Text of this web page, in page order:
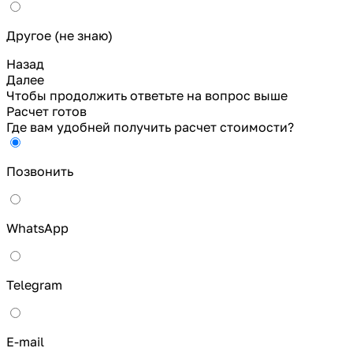
Другое (не знаю)
Назад
Далее
Чтобы продолжить ответьте на вопрос выше
Расчет готов
Где вам удобней получить расчет стоимости?
Позвонить
WhatsApp
Telegram
E-mail